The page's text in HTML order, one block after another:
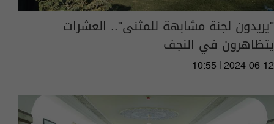
"يريدون لجنة مشابهة للمثنى".. العشرات
يتظاهرون في النجف
10:55 | 2024-06-12